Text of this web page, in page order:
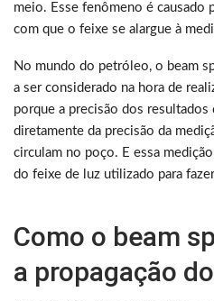
meio. Esse fenômeno é causado
com que o feixe se alargue à
No mundo do petróleo, o beam
a ser considerado na hora de
porque a precisão dos resultados
diretamente da precisão da
circulam no poço. E essa
do feixe de luz utilizado para
Como o beam
a propagação